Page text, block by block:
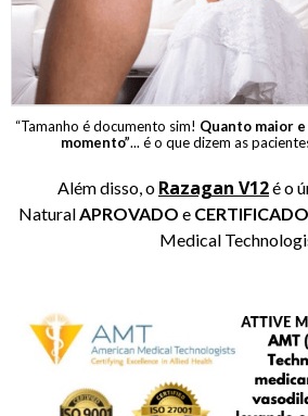
“Tamanho é documento sim! Quanto maior
momento”... é o que dizem as
Além disso, o Razagan V12é o
Natural APROVADO e CERTIFICADO
Medical